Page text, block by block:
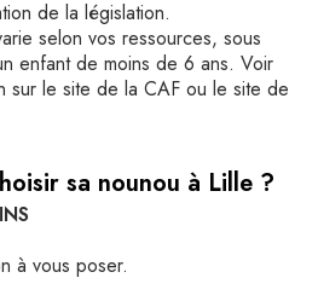
de la législation.
selon vos ressources, sous
enfant de moins de 6 ans. Voir
sur le site de la CAF ou le site de
sa nounou à Lille ?
à vous poser.